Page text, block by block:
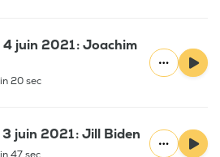
juin 2021 : Joachim
20 sec
juin 2021 : Jill Biden